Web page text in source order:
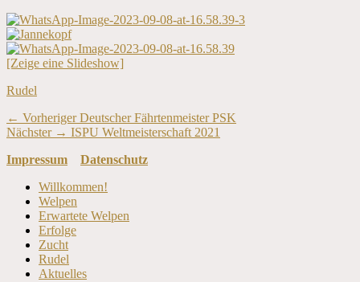
[Zeige eine Slideshow]
Kategorien
Rudel
Beitragsnavigation
← Vorheriger Vorheriger
Beitrag:
Deutscher Fährtenmeister PSK
Nächster → Nächster
ISPU Weltmeisterschaft 2021
Impressum
Datenschutz
Nach
oben
scrollen
Willkommen!
Welpen
Erwartete Welpen
Erfolge
Zucht
Rudel
Aktuelles